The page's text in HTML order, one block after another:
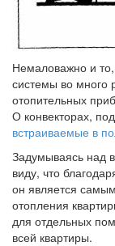
Немаловажно и
системы во много
отопительных
О конвекторах,
встраиваемые в
Задумываясь над
виду, что
он является
отопления
для отдельных
всей квартиры.